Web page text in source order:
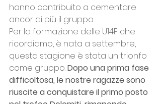
hanno contribuito a cementare
ancor di più il gruppo.
Per la formazione delle U14F che
ricordiamo, è nata a settembre,
questa stagione è stata un trionfo
come gruppo. Dopo una prima fase
difficoltosa, le nostre ragazze sono
riuscite a conquistare il primo posto